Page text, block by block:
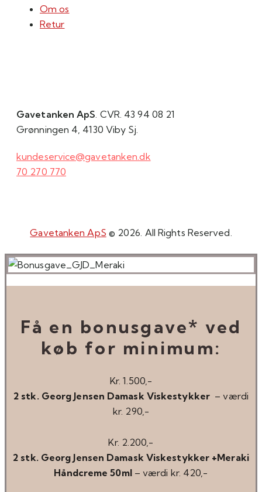
Om os
Retur
Gavetanken ApS. CVR. 43 94 08 21
Grønningen 4, 4130 Viby Sj.
kundeservice@gavetanken.dk
70 270 770
Gavetanken ApS © 2026. All Rights Reserved.
Få en bonusgave* ved
køb for minimum:
Kr. 1.500,-
2 stk. Georg Jensen Damask Viskestykker – værdi
kr. 290,-
Kr. 2.200,-
2 stk. Georg Jensen Damask Viskestykker +Meraki
Håndcreme 50ml– værdi kr. 420,-